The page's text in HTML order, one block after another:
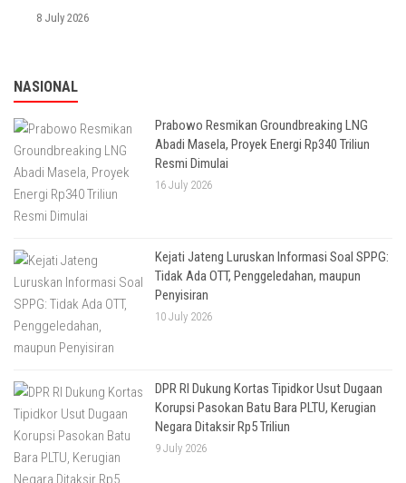
8 July 2026
NASIONAL
Prabowo Resmikan Groundbreaking LNG
Abadi Masela, Proyek Energi Rp340 Triliun
Resmi Dimulai
16 July 2026
Kejati Jateng Luruskan Informasi Soal SPPG:
Tidak Ada OTT, Penggeledahan, maupun
Penyisiran
10 July 2026
DPR RI Dukung Kortas Tipidkor Usut Dugaan
Korupsi Pasokan Batu Bara PLTU, Kerugian
Negara Ditaksir Rp5 Triliun
9 July 2026